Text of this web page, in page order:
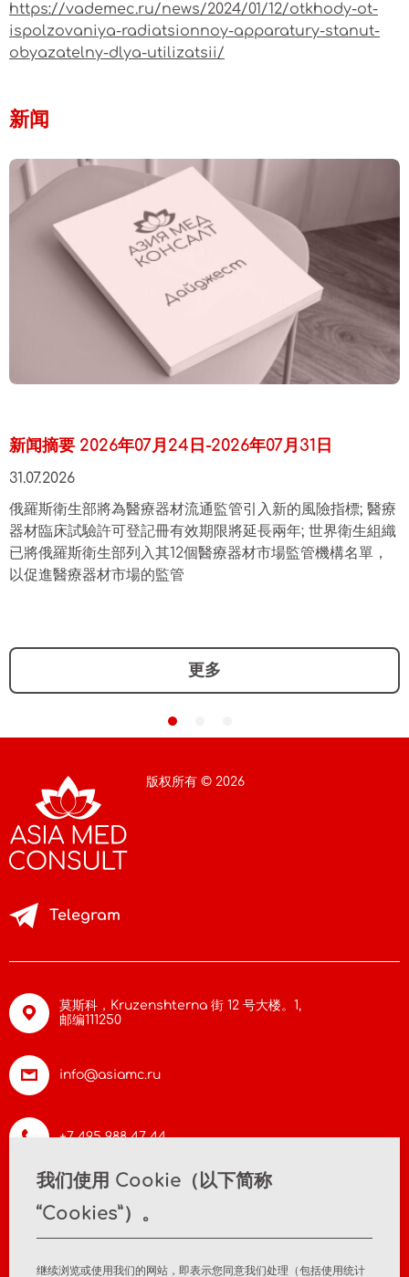
https://vademec.ru/news/2024/01/12/otkhody-ot-
ispolzovaniya-radiatsionnoy-apparatury-stanut-
obyazatelny-dlya-utilizatsii/
新闻
新闻摘要 2026年07月24日-2026年07月31日
31.07.2026
俄羅斯衛生部將為醫療器材流通監管引入新的風險指標; 醫療
器材臨床試驗許可登記冊有效期限將延長兩年; 世界衛生組織
已將俄羅斯衛生部列入其12個醫療器材市場監管機構名單，
以促進醫療器材市場的監管
更多
版权所有 © 2026
莫斯科，Kruzenshterna 街 12 号大楼。1,
邮编111250
info@asiamc.ru
+7 495 988 47 44
Telegram
联系方式
我们使用 Cookie（以下简称
“Cookies”）。
继续浏览或使用我们的网站，即表示您同意我们处理（包括使用统计